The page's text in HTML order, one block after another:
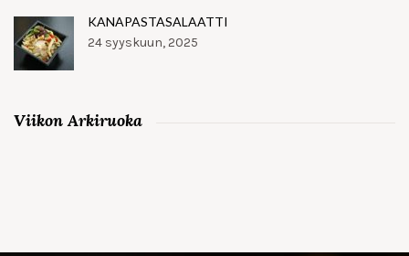
KANAPASTASALAATTI
24 syyskuun, 2025
Viikon Arkiruoka